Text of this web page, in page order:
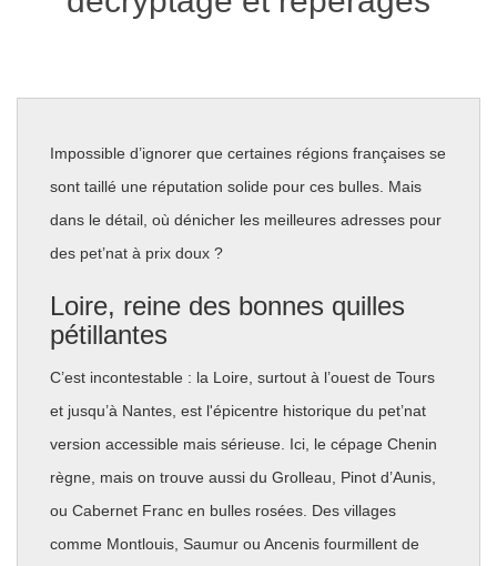
Impossible d’ignorer que certaines régions françaises se
sont taillé une réputation solide pour ces bulles. Mais
dans le détail, où dénicher les meilleures adresses pour
des pet’nat à prix doux ?
Loire, reine des bonnes quilles
pétillantes
C’est incontestable : la Loire, surtout à l’ouest de Tours
et jusqu’à Nantes, est l'épicentre historique du pet’nat
version accessible mais sérieuse. Ici, le cépage Chenin
règne, mais on trouve aussi du Grolleau, Pinot d’Aunis,
ou Cabernet Franc en bulles rosées. Des villages
comme Montlouis, Saumur ou Ancenis fourmillent de